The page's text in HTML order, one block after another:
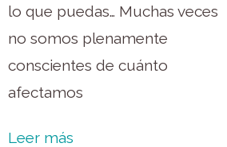
lo que puedas… Muchas veces
no somos plenamente
conscientes de cuánto
afectamos
Leer más